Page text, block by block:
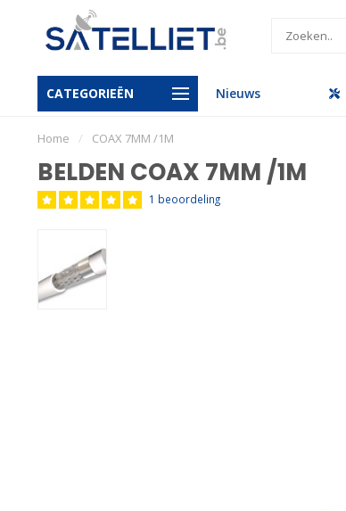
CATEGORIEËN Nieuws
Gratis levering vanaf €950
Home / COAX 7MM /1M
BELDEN COAX 7MM /1M
1 beoordeling